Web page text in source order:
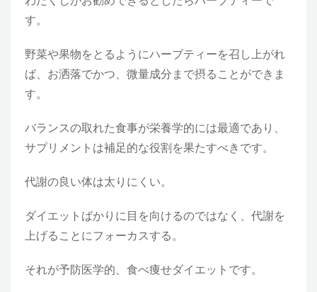
す。
野菜や果物をとるようにハーブティーを召し上がれ
ば、お洒落でかつ、微量成分まで摂ることができま
す。
バランスの取れた食事が栄養学的には最適であり、
サプリメントは補足的な役割を果たすべきです。
代謝の良い体は太りにくい。
ダイエットばかりに目を向けるのではなく、代謝を
上げることにフォーカスする。
それが予防医学的、食べ痩せダイエットです。